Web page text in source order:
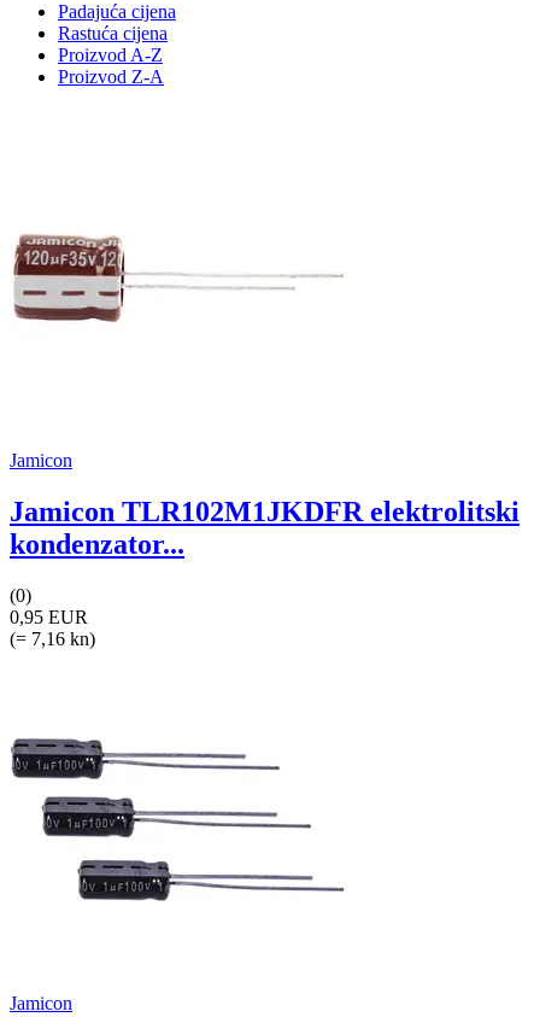
Padajuća cijena
Rastuća cijena
Proizvod A-Z
Proizvod Z-A
Jamicon
Jamicon TLR102M1JKDFR elektrolitski
kondenzator...
(0)
0,95 EUR
(= 7,16 kn)
Jamicon